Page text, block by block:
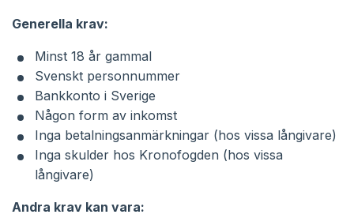
Generella krav:
Minst 18 år gammal
Svenskt personnummer
Bankkonto i Sverige
Någon form av inkomst
Inga betalningsanmärkningar (hos vissa långivare)
Inga skulder hos Kronofogden (hos vissa
långivare)
Andra krav kan vara: